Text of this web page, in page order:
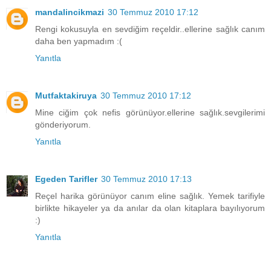
mandalincikmazi 30 Temmuz 2010 17:12
Rengi kokusuyla en sevdiğim reçeldir..ellerine sağlık canım
daha ben yapmadım :(
Yanıtla
Mutfaktakiruya 30 Temmuz 2010 17:12
Mine ciğim çok nefis görünüyor.ellerine sağlık.sevgilerimi
gönderiyorum.
Yanıtla
Egeden Tarifler 30 Temmuz 2010 17:13
Reçel harika görünüyor canım eline sağlık. Yemek tarifiyle
birlikte hikayeler ya da anılar da olan kitaplara bayılıyorum
:)
Yanıtla